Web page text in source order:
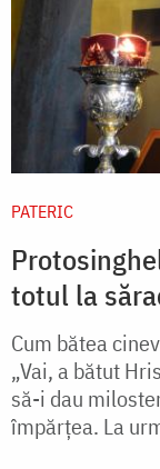
PATERIC
totul la
Cum bătea
„Vai, a bătut
să-i dau
împărțea. La